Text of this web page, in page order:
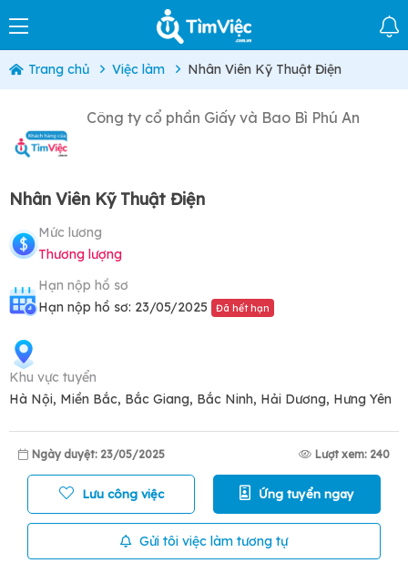
Trang chủ Việc làm Nhân Viên Kỹ Thuật Điện
Công ty cổ phần Giấy và Bao Bì Phú An
Nhân Viên Kỹ Thuật Điện
Mức lương
Thương lượng
Hạn nộp hồ sơ
Hạn nộp hồ sơ: 23/05/2025
Đã hết hạn
Khu vực tuyển
Hà Nội, Miền Bắc, Bắc Giang, Bắc Ninh, Hải Dương, Hưng Yên
Ngày duyệt: 23/05/2025 Lượt xem: 240
Lưu công việc Ứng tuyển ngay
Gửi tôi việc làm tương tự